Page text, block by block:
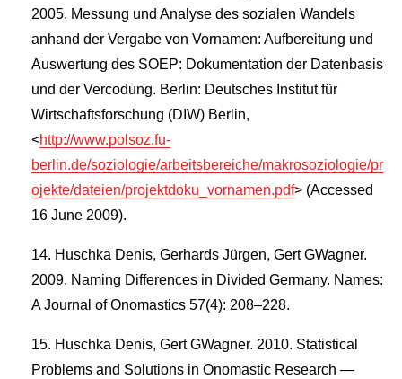
2005. Messung und Analyse des sozialen Wandels
anhand der Vergabe von Vornamen: Aufbereitung und
Auswertung des SOEP: Dokumentation der Datenbasis
und der Vercodung. Berlin: Deutsches Institut für
Wirtschaftsforschung (DIW) Berlin,
<http://www.polsoz.fu-
berlin.de/soziologie/arbeitsbereiche/makrosoziologie/pr
ojekte/dateien/projektdoku_vornamen.pdf> (Accessed
16 June 2009).
Huschka Denis, Gerhards Jürgen, Gert GWagner.
2009. Naming Differences in Divided Germany. Names:
A Journal of Onomastics 57(4): 208–228.
Huschka Denis, Gert GWagner. 2010. Statistical
Problems and Solutions in Onomastic Research —